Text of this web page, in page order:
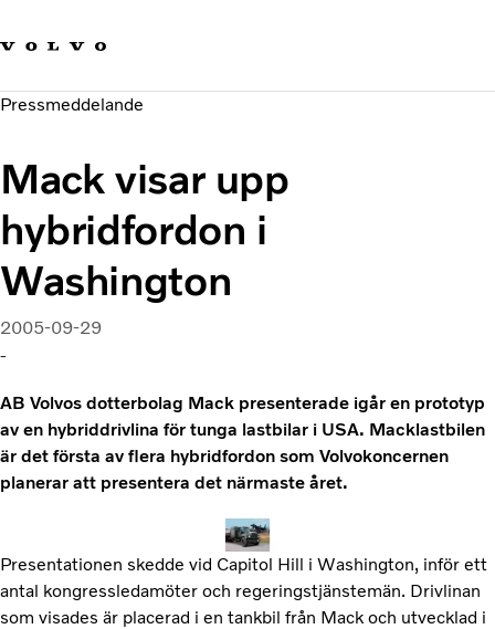
Hållbara transporter
Investerare
Nyheter och Media
Pressmeddelande
Mack visar upp
hybridfordon i
Washington
2005-09-29
-
AB Volvos dotterbolag Mack presenterade igår en prototyp
av en hybriddrivlina för tunga lastbilar i USA. Macklastbilen
är det första av flera hybridfordon som Volvokoncernen
planerar att presentera det närmaste året.
Presentationen skedde vid Capitol Hill i Washington, inför ett
antal kongressledamöter och regeringstjänstemän. Drivlinan
som visades är placerad i en tankbil från Mack och utvecklad i